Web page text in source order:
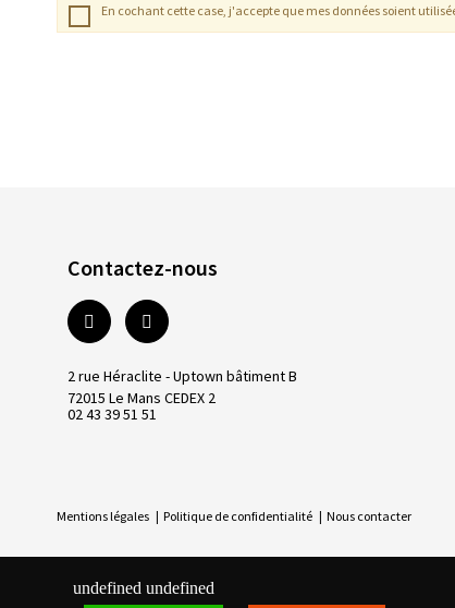
En cochant cette case, j'accepte que mes données soient
Contactez-nous
2 rue Héraclite - Uptown bâtiment B
72015 Le Mans CEDEX 2
02 43 39 51 51
Mentions légales | Politique de confidentialité | Nous contacter
undefined undefined